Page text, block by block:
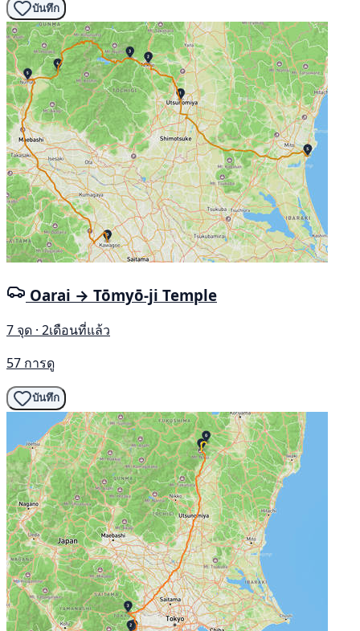
บันทึก
Oarai → Tōmyō-ji Temple
7 จุด · 2เดือนที่แล้ว
57 การดู
บันทึก